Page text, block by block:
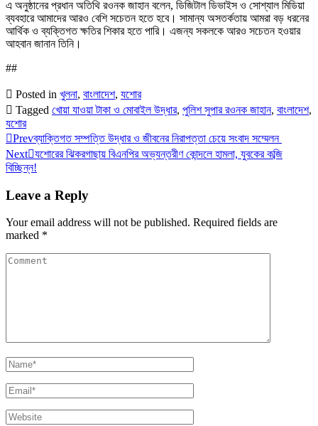
এ অনুষ্ঠানের প্রধান অতিথি রওনক জাহান বলেন, ডিজিটাল ডিভাইস ও সোশ্যাল মিডিয়া
ব্যবহারে আমাদের আরও বেশি সচেতন হতে হবে। সামান্য অসতর্কতায় আমরা বড় ধরনের
আর্থিক ও ব্যক্তিগত ক্ষতির শিকার হতে পারি। এজন্য সকলকে আরও সচেতন হওয়ার
আহবান জানান তিনি।
##
Posted in খুলনা, বাংলাদেশ, যশোর
Tagged খোয়া যাওয়া টাকা ও মোবাইল উদ্ধার, পুলিশ সুপার রওনক জাহান, বাংলাদেশ,
যশোর
Prevব্যাক্তিগত সম্পত্তি উদ্ধার ও জীবনের নিরাপত্তা চেয়ে সংবাদ সম্মেলন
Next যশোরের ঝিকরগাছায় বিএনপির অভ্যন্তরীণ কোন্দলে হামলা, যুবকের কব্জি
বিচ্ছিন্ন!
Leave a Reply
Your email address will not be published. Required fields are
marked *